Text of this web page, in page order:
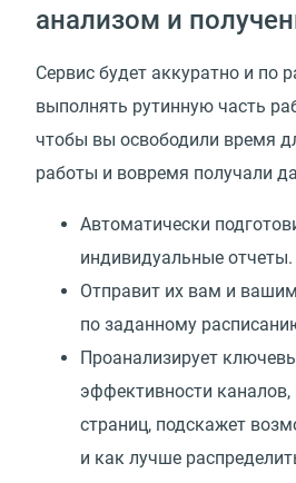
анализом и
Сервис будет аккуратно и по
выполнять рутинную часть
чтобы вы освободили время
работы и вовремя получали
Автоматически
индивидуальные отчеты.
Отправит их вам и
по заданному
Проанализирует
эффективности
страниц, подскажет
и как лучше